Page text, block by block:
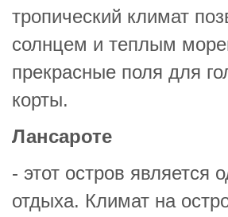
тропический климат
солнцем и теплым
прекрасные поля для
корты.
Лансароте
- этот остров является
отдыха. Климат на